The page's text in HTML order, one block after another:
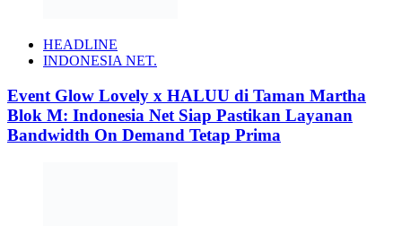
HEADLINE
INDONESIA NET.
Event Glow Lovely x HALUU di Taman Martha
Blok M: Indonesia Net Siap Pastikan Layanan
Bandwidth On Demand Tetap Prima